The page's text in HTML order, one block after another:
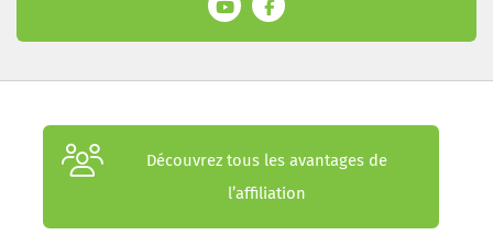
Découvrez tous les avantages de
l’affiliation